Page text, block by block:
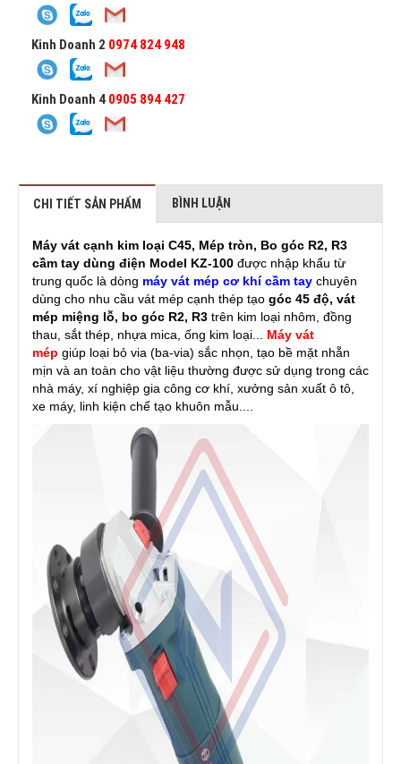
Kinh Doanh 2 0974 824 948
Kinh Doanh 4 0905 894 427
CHI TIẾT SẢN PHẨM BÌNH LUẬN
Máy vát cạnh kim loại C45, Mép tròn, Bo góc R2, R3
cầm tay dùng điện Model KZ-100 được nhập khẩu từ
trung quốc là dòng máy vát mép cơ khí cầm tay chuyên
dùng cho nhu cầu vát mép cạnh thép tạo góc 45 độ, vát
mép miệng lỗ, bo góc R2, R3 trên kim loại nhôm, đồng
thau, sắt thép, nhựa mica, ống kim loại... Máy vát
mép giúp loại bỏ via (ba-via) sắc nhọn, tạo bề mặt nhẵn
mịn và an toàn cho vật liệu thường được sử dụng trong các
nhà máy, xí nghiệp gia công cơ khí, xưởng sản xuất ô tô,
xe máy, linh kiện chế tạo khuôn mẫu....